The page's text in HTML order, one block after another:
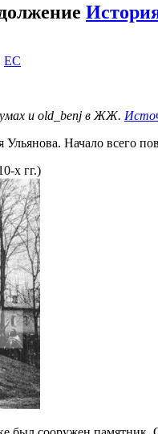
EC
и old_benj в ЖЖ.
Начало всего
х гг.)